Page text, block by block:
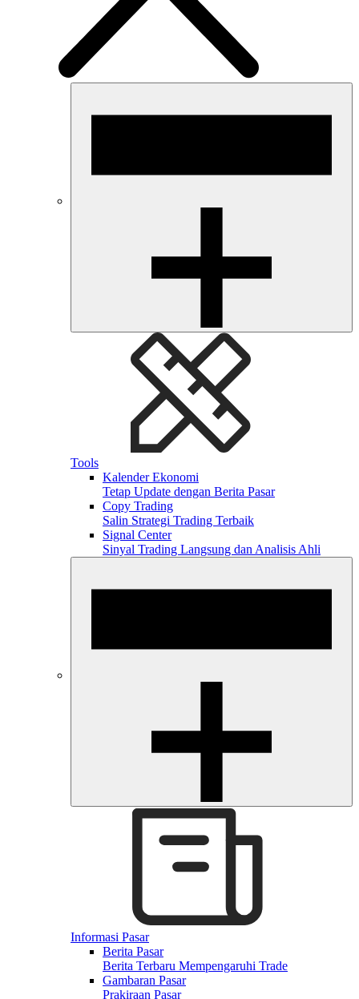
Tools
Kalender Ekonomi
Tetap Update dengan Berita Pasar
Copy Trading
Salin Strategi Trading Terbaik
Signal Center
Sinyal Trading Langsung dan Analisis Ahli
Informasi Pasar
Berita Pasar
Berita Terbaru Mempengaruhi Trade
Gambaran Pasar
Prakiraan Pasar